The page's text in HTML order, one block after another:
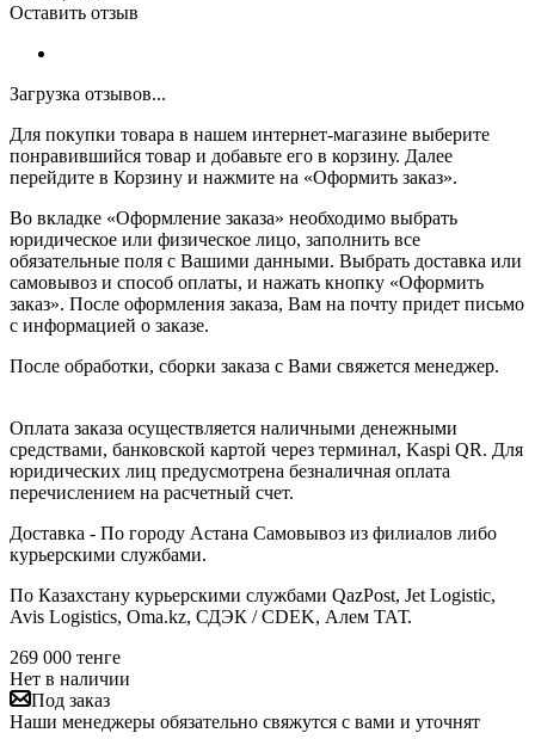
Оставить отзыв
Загрузка отзывов...
Для покупки товара в нашем интернет-магазине выберите
понравившийся товар и добавьте его в корзину. Далее
перейдите в Корзину и нажмите на «Оформить заказ».
Во вкладке «Оформление заказа» необходимо выбрать
юридическое или физическое лицо, заполнить все
обязательные поля с Вашими данными. Выбрать доставка или
самовывоз и способ оплаты, и нажать кнопку «Оформить
заказ». После оформления заказа, Вам на почту придет письмо
с информацией о заказе.
После обработки, сборки заказа с Вами свяжется менеджер.
Оплата заказа осуществляется наличными денежными
средствами, банковской картой через терминал, Kaspi QR. Для
юридических лиц предусмотрена безналичная оплата
перечислением на расчетный счет.
Доставка - По городу Астана Самовывоз из филиалов либо
курьерскими службами.
По Казахстану курьерскими службами QazPost, Jet Logistic,
Avis Logistics, Oma.kz, СДЭК / CDEK, Алем ТАТ.
269 000 тенге
Нет в наличии
Под заказ
Наши менеджеры обязательно свяжутся с вами и уточнят